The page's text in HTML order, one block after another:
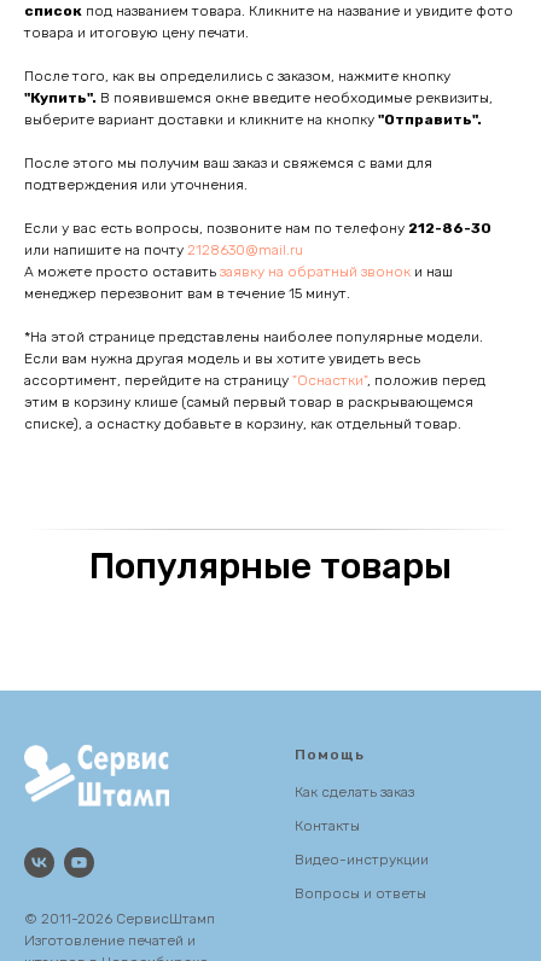
список под названием товара. Кликните на название и увидите фото
товара и итоговую цену печати.
После того, как вы определились с заказом, нажмите кнопку
"Купить". В появившемся окне введите необходимые реквизиты,
выберите вариант доставки и кликните на кнопку "Отправить".
После этого мы получим ваш заказ и свяжемся с вами для
подтверждения или уточнения.
Если у вас есть вопросы, позвоните нам по телефону 212-86-30
или напишите на почту 2128630@mail.ru
А можете просто оставить заявку на обратный звонок и наш
менеджер перезвонит вам в течение 15 минут.
*На этой странице представлены наиболее популярные модели.
Если вам нужна другая модель и вы хотите увидеть весь
ассортимент, перейдите на страницу "Оснастки", положив перед
этим в корзину клише (самый первый товар в раскрывающемся
списке), а оснастку добавьте в корзину, как отдельный товар.
Популярные товары
© 2011-2026 СервисШтамп
Изготовление печатей и
Помощь
Как сделать заказ
Контакты
Видео-инструкции
Вопросы и ответы